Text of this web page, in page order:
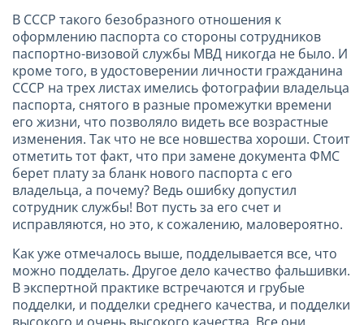
В СССР такого безобразного отношения к
оформлению паспорта со стороны сотрудников
паспортно-визовой службы МВД никогда не было. И
кроме того, в удостоверении личности гражданина
СССР на трех листах имелись фотографии владельца
паспорта, снятого в разные промежутки времени
его жизни, что позволяло видеть все возрастные
изменения. Так что не все новшества хороши. Стоит
отметить тот факт, что при замене документа ФМС
берет плату за бланк нового паспорта с его
владельца, а почему? Ведь ошибку допустил
сотрудник службы! Вот пусть за его счет и
исправляются, но это, к сожалению, маловероятно.
Как уже отмечалось выше, подделывается все, что
можно подделать. Другое дело качество фальшивки.
В экспертной практике встречаются и грубые
подделки, и подделки среднего качества, и подделки